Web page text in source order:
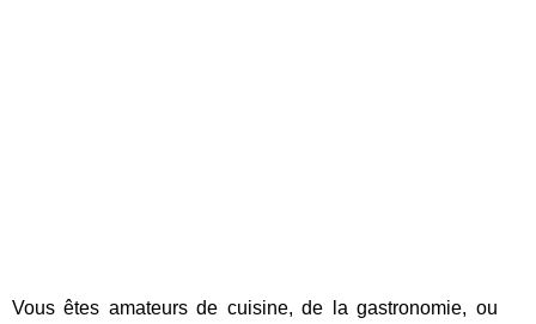
Vous êtes amateurs de cuisine, de la gastronomie, ou